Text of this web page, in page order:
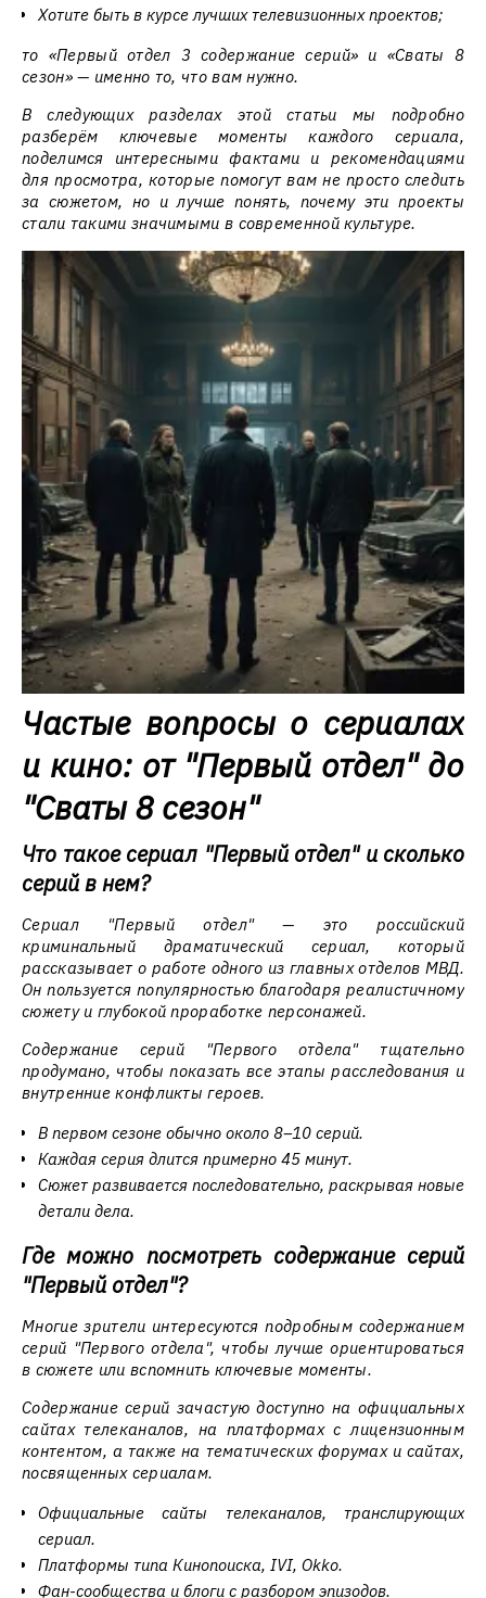
Хотите быть в курсе лучших телевизионных проектов;
то «Первый отдел 3 содержание серий» и «Сваты 8
сезон» — именно то, что вам нужно.
В следующих разделах этой статьи мы подробно
разберём ключевые моменты каждого сериала,
поделимся интересными фактами и рекомендациями
для просмотра, которые помогут вам не просто следить
за сюжетом, но и лучше понять, почему эти проекты
стали такими значимыми в современной культуре.
Частые вопросы о сериалах
и кино: от "Первый отдел" до
"Сваты 8 сезон"
Что такое сериал "Первый отдел" и сколько
серий в нем?
Сериал "Первый отдел" — это российский
криминальный драматический сериал, который
рассказывает о работе одного из главных отделов МВД.
Он пользуется популярностью благодаря реалистичному
сюжету и глубокой проработке персонажей.
Содержание серий "Первого отдела" тщательно
продумано, чтобы показать все этапы расследования и
внутренние конфликты героев.
В первом сезоне обычно около 8–10 серий.
Каждая серия длится примерно 45 минут.
Сюжет развивается последовательно, раскрывая новые
детали дела.
Где можно посмотреть содержание серий
"Первый отдел"?
Многие зрители интересуются подробным содержанием
серий "Первого отдела", чтобы лучше ориентироваться
в сюжете или вспомнить ключевые моменты.
Содержание серий зачастую доступно на официальных
сайтах телеканалов, на платформах с лицензионным
контентом, а также на тематических форумах и сайтах,
посвященных сериалам.
Официальные сайты телеканалов, транслирующих
сериал.
Платформы типа Кинопоиска, IVI, Okko.
Фан-сообщества и блоги с разбором эпизодов.